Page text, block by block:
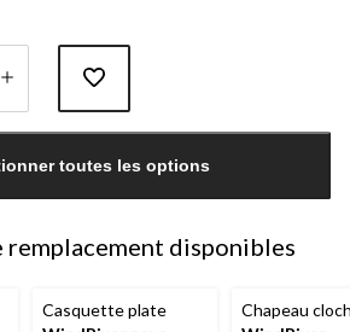
toutes les options
disponibles
Casquette plate
Chapeau